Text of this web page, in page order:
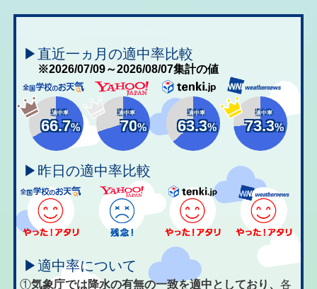
▶直近一ヵ月の適中率比較
※2026/07/09～2026/08/07集計の値
適中率
66.7%
適中率
70%
適中率
63.3%
適中率
73.3%
▶昨日の適中率比較
▶適中率について
①気象庁では降水の有無の一致を適中としており、各